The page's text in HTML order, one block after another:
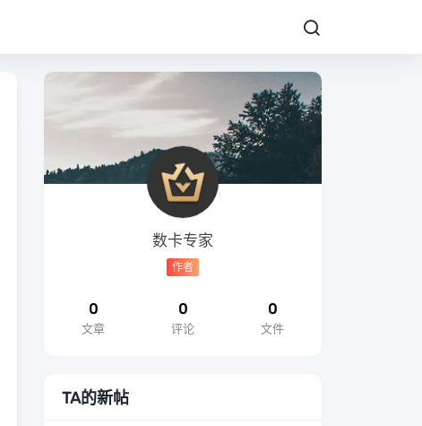
数卡专家
作者
0
文章
0
评论
0
文件
TA的新帖